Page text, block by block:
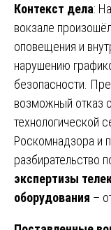
Контекст дела:
вокзале
оповещения и
нарушению
безопасности.
возможный отказ
технологической
Роскомнадзора и
разбирательство
экспертизы
оборудования –